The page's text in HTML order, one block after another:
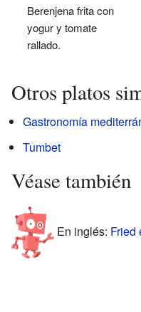
Berenjena frita con
yogur y tomate
rallado.
Otros platos
Gastronomía
Tumbet
Véase también
En inglés: Fried